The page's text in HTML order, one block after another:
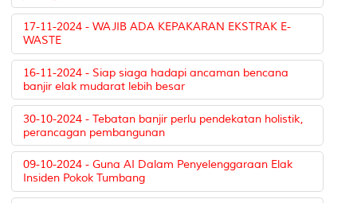
17-11-2024 - WAJIB ADA KEPAKARAN EKSTRAK E-
WASTE
16-11-2024 - Siap siaga hadapi ancaman bencana
banjir elak mudarat lebih besar
30-10-2024 - Tebatan banjir perlu pendekatan holistik,
perancagan pembangunan
09-10-2024 - Guna AI Dalam Penyelenggaraan Elak
Insiden Pokok Tumbang